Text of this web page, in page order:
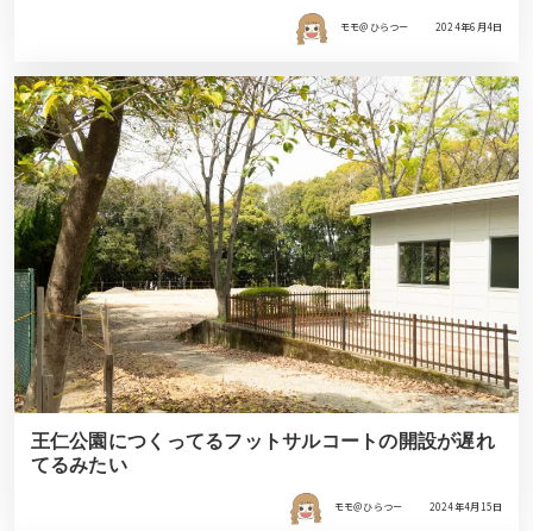
モモ＠ひらつー 2024年6月4日
王仁公園につくってるフットサルコートの開設が遅れ
てるみたい
モモ＠ひらつー 2024年4月15日